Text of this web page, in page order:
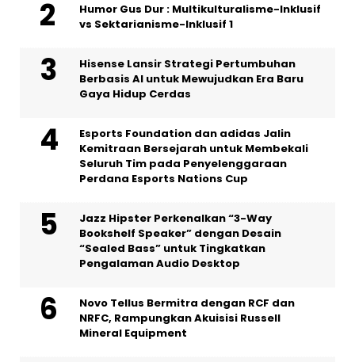
Humor Gus Dur : Multikulturalisme-Inklusif
vs Sektarianisme-Inklusif 1
Hisense Lansir Strategi Pertumbuhan
Berbasis AI untuk Mewujudkan Era Baru
Gaya Hidup Cerdas
Esports Foundation dan adidas Jalin
Kemitraan Bersejarah untuk Membekali
Seluruh Tim pada Penyelenggaraan
Perdana Esports Nations Cup
Jazz Hipster Perkenalkan “3-Way
Bookshelf Speaker” dengan Desain
“Sealed Bass” untuk Tingkatkan
Pengalaman Audio Desktop
Novo Tellus Bermitra dengan RCF dan
NRFC, Rampungkan Akuisisi Russell
Mineral Equipment